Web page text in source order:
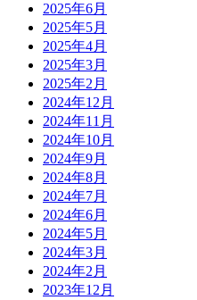
2025年6月
2025年5月
2025年4月
2025年3月
2025年2月
2024年12月
2024年11月
2024年10月
2024年9月
2024年8月
2024年7月
2024年6月
2024年5月
2024年3月
2024年2月
2023年12月